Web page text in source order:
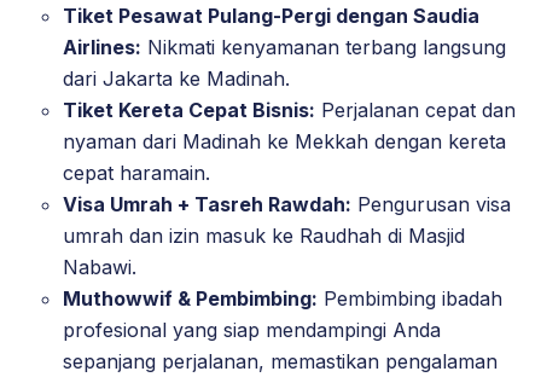
Tiket Pesawat Pulang-Pergi dengan Saudia
Airlines: Nikmati kenyamanan terbang langsung
dari Jakarta ke Madinah.
Tiket Kereta Cepat Bisnis: Perjalanan cepat dan
nyaman dari Madinah ke Mekkah dengan kereta
cepat haramain.
Visa Umrah + Tasreh Rawdah: Pengurusan visa
umrah dan izin masuk ke Raudhah di Masjid
Nabawi.
Muthowwif & Pembimbing: Pembimbing ibadah
profesional yang siap mendampingi Anda
sepanjang perjalanan, memastikan pengalaman